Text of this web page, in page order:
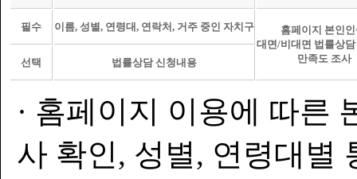
필수 이름, 성별, 연령대, 연락처, 거주 중인 자치구
홈페이지 본인인
대면/비대면 법률상
만족도 조사
선택 법률상담 신청내용
· 홈페이지 이용에 따른
사 확인, 성별, 연령대별